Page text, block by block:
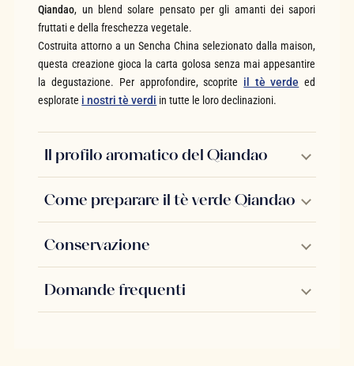
Qiandao, un blend solare pensato per gli amanti dei sapori
fruttati e della freschezza vegetale.
Costruita attorno a un Sencha China selezionato dalla maison,
questa creazione gioca la carta golosa senza mai appesantire
la degustazione. Per approfondire, scoprite il tè verde ed
esplorate i nostri tè verdi in tutte le loro declinazioni.
Il profilo aromatico del Qiandao
Come preparare il tè verde Qiandao
Conservazione
Domande frequenti